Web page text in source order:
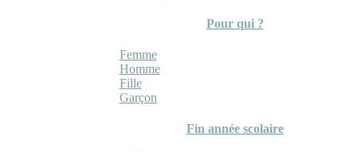
Pour qui ?
Femme
Homme
Fille
Garçon
Fin année scolaire